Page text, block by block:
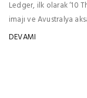
Ledger, ilk olarak ‘10
imajı ve Avustralya
DEVAMI